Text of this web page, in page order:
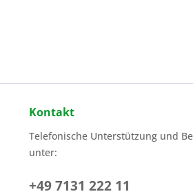
Kontakt
Telefonische Unterstützung und
unter:
+49 7131 222 11